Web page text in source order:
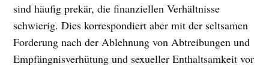
sind häufig prekär, die finanziellen Verhältnisse
schwierig. Dies korrespondiert aber mit der seltsamen
Forderung nach der Ablehnung von Abtreibungen und
Empfängnisverhütung und sexueller Enthaltsamkeit vor